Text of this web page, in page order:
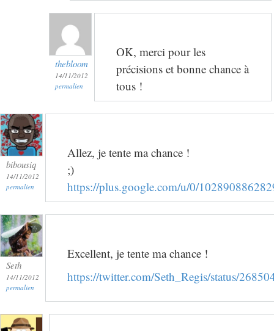
thebloom
14/11/2012
permalien
OK, merci pour les
précisions et bonne chance à
tous !
bibousiq
14/11/2012
permalien
Allez, je tente ma chance !
;)
https://plus.google.com/u/0/
Seth
14/11/2012
permalien
Excellent, je tente ma chance !
https://twitter.com/Seth_Regis/status/